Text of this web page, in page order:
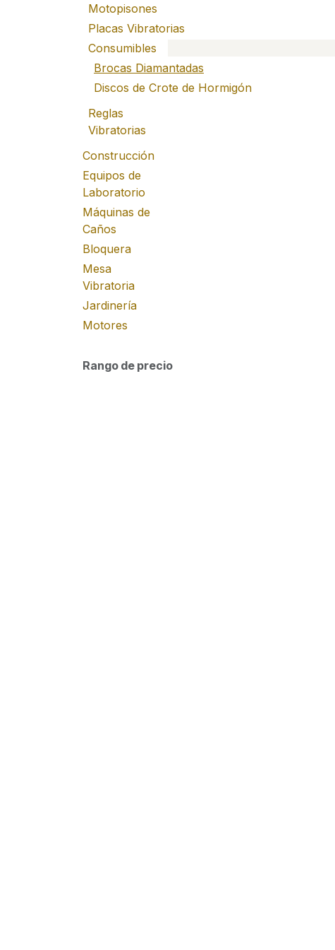
Motopisones
Placas Vibratorias
Consumibles
Brocas Diamantadas
Discos de Crote de Hormigón
Reglas
Vibratorias
Construcción
Equipos de
Laboratorio
Máquinas de
Caños
Bloquera
Mesa
Vibratoria
Jardinería
Motores
Rango de precio